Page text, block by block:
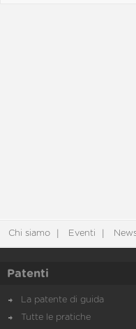
Chi siamo Eventi
Patenti
La patente di guida
Tutte le pratiche